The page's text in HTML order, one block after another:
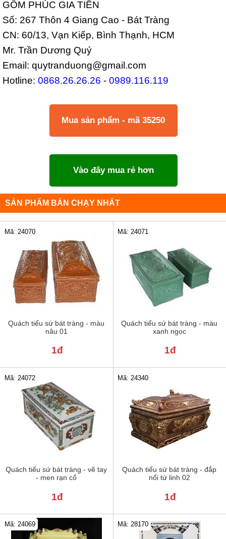
GỐM PHÚC GIA TIÊN
Số: 267 Thôn 4 Giang Cao - Bát Tràng
CN: 60/13, Vạn Kiếp, Bình Thạnh, HCM
Mr. Trần Dương Quý
Email: quytranduong@gmail.com
Hotline: 0868.26.26.26 - 0989.116.119
Mua sản phẩm - mã 35250
Vào đây mua rẻ hơn
SẢN PHẨM BÁN CHẠY NHẤT
Quách tiểu sứ bát tràng - màu
nâu 01
Mã: 24070
1đ
Quách tiểu sứ bát tràng - màu
xanh ngọc
Mã: 24071
1đ
Quách tiểu sứ bát tràng - vẽ tay
- men rạn cổ
Mã: 24072
1đ
Quách tiểu sứ bát tràng - đắp
nổi tứ linh 02
Mã: 24340
1đ
Mã: 24069 Mã: 28170